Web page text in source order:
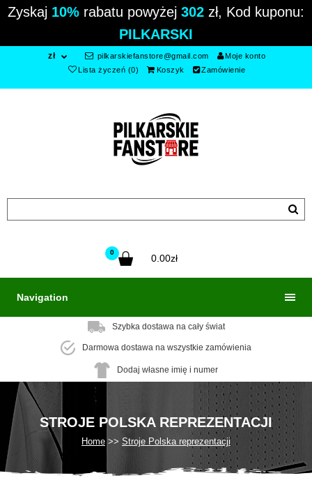
Zyskaj 10% rabatu powyżej 302 zł, Kod kuponu:
PILKARSKI
zł pilkarskiefanstore@gmail.com
Moje konto
Lista życzeń (0)
Koszyk Zamówienie
0
0.00zł
Navigation
Szybka dostawa na cały świat
Darmowa dostawa na wszystkie zamówienia
Dodaj własne imię i numer
STROJE POLSKA REPREZENTACJI
Home Stroje Polska reprezentacji